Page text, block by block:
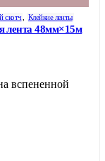
скотч, Клейкие ленты
лента 48мм×15м
вспененной